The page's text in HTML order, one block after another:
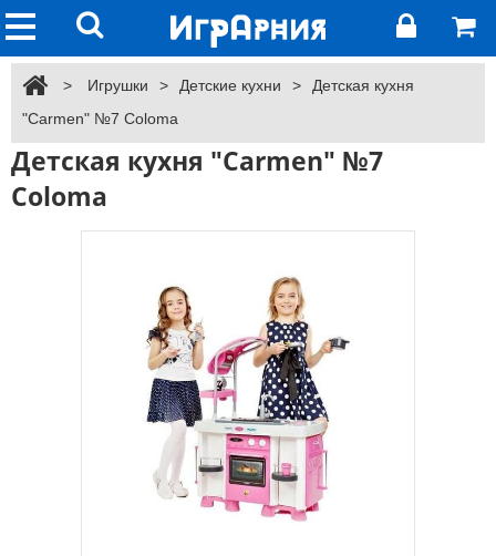
> Игрушки > Детские кухни >
Детская кухня
"Carmen" №7 Coloma
Детская кухня "Carmen" №7
Coloma